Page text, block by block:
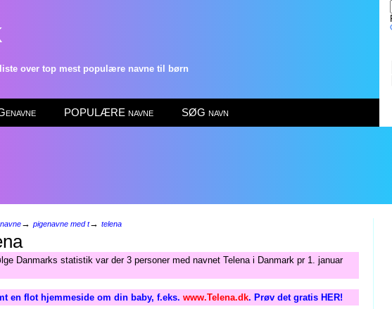
over top mest populære navne til børn
POPULÆRE navne SØG navn
→ pigenavne med t→ telena
Danmarks statistik var der 3 personer med navnet Telena i Danmark pr 1. januar
en flot hjemmeside om din baby, f.eks. www.Telena.dk. Prøv det gratis HER!